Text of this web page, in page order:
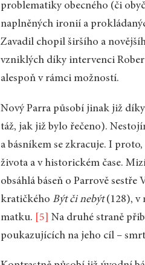
problematiky obecného (či
naplněných ironií a
Zavadil chopil širšího a
vzniklých díky intervenci
alespoň v rámci možností.
Nový Parra působí jinak již
táž, jak již bylo řečeno).
a básníkem se zkracuje. I
života a v historickém čase.
obsáhlá báseň o Parrově sestře
kratičkéhoBýt či nebýt(128), v
matku.
[5]
Na druhé straně
poukazujících na jeho cíl –